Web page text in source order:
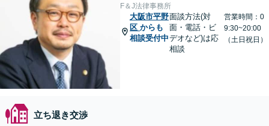
F＆J法律事務所
大阪市平野
区 からも
相談受付中
面談方法(対
面・電話・ビ
デオなど)は応
相談
営業時間：0
9:30~20:00
（土日祝日）
立ち退き交渉